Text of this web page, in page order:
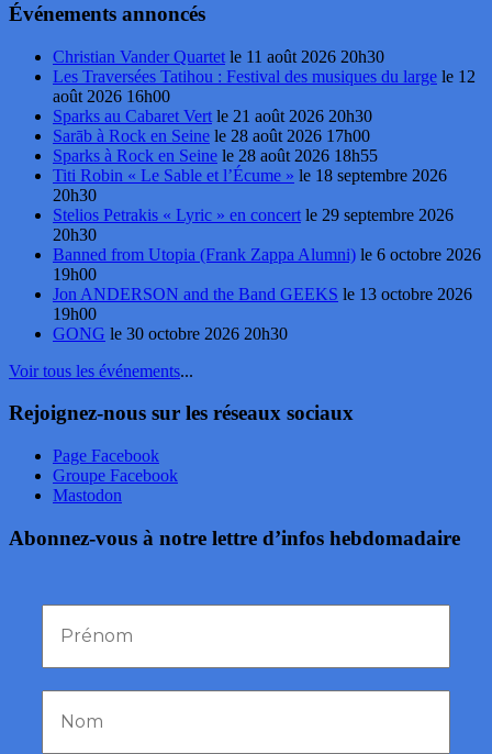
Événements annoncés
Christian Vander Quartet le 11 août 2026 20h30
Les Traversées Tatihou : Festival des musiques du large le 12
août 2026 16h00
Sparks au Cabaret Vert le 21 août 2026 20h30
Sarāb à Rock en Seine le 28 août 2026 17h00
Sparks à Rock en Seine le 28 août 2026 18h55
Titi Robin « Le Sable et l’Écume » le 18 septembre 2026
20h30
Stelios Petrakis « Lyric » en concert le 29 septembre 2026
20h30
Banned from Utopia (Frank Zappa Alumni) le 6 octobre 2026
19h00
Jon ANDERSON and the Band GEEKS le 13 octobre 2026
19h00
GONG le 30 octobre 2026 20h30
Voir tous les événements...
Rejoignez-nous sur les réseaux sociaux
Page Facebook
Groupe Facebook
Mastodon
Abonnez-vous à notre lettre d’infos hebdomadaire